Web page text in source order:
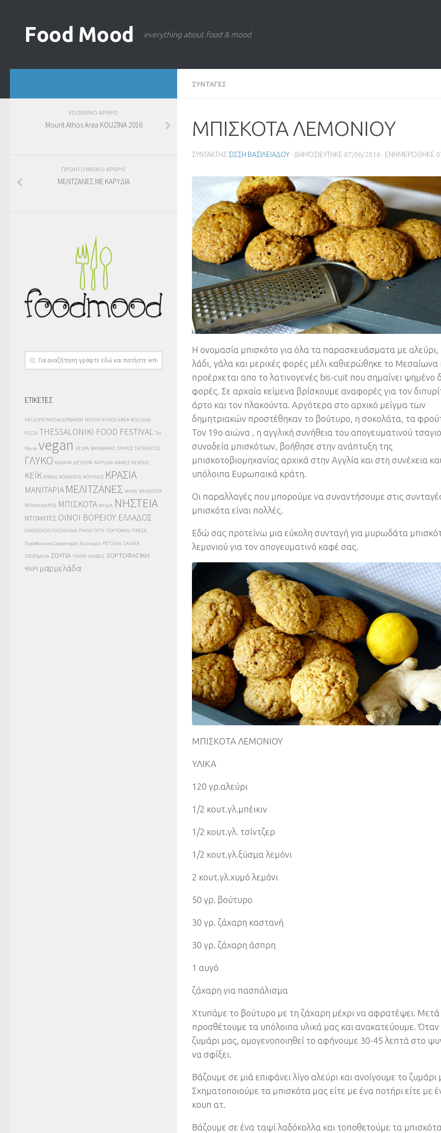
Food Mood everything about food & mood
ΣΥΝΤΑΓΕΣ
ΜΠΙΣΚΟΤΑ ΛΕΜΟΝΙΟΥ
ΣΥΝΤΑΚΤΗΣ ΣΙΣΣΗ ΒΑΣΙΛΕΙΑΔΟΥ · ΔΗΜΟΣΙΕΥΤΗΚΕ 07/06/2016 · ΕΝΗΜΕΡΩΘΗΚΕ
Η ονομασία μπισκότο για όλα τα παρασκευάσματα με αλεύρι,
λάδι, γάλα και μερικές φορές μέλι καθιερώθηκε το Μεσαίωνα
προέρχεται απο το λατινογενές bis-cuit που σημαίνει ψημένο
φορές. Σε αρχαία κείμενα βρίσκουμε αναφορές για τον
άρτο και τον πλακούντα. Αργότερα στο αρχικό μείγμα των
δημητριακών προστέθηκαν το βούτυρο, η σοκολάτα, τα
Τον 19ο αιώνα , η αγγλική συνήθεια του απογευματινού
συνοδεία μπισκότων, βοήθησε στην ανάπτυξη της
μπισκοτοβιομηχανίας αρχικά στην Αγγλία και στη συνέχεια
υπόλοιπα Ευρωπαικά κράτη.
Οι παραλλαγές που μπορούμε να συναντήσουμε στις
μπισκότα είναι πολλές.
Εδώ σας προτείνω μια εύκολη συνταγή για μυρωδάτα
λεμονιού για τον απογευματινό καφέ σας.
MΠΙΣΚΟΤΑ ΛΕΜΟΝΙΟΥ
ΥΛΙΚΑ
120 γρ.αλεύρι
1/2 κουτ.γλ.μπέικιν
1/2 κουτ.γλ. τσίντζερ
1/2 κουτ.γλ.ξύσμα λεμόνι
2 κουτ.γλ.χυμό λεμόνι
50 γρ. βούτυρο
30 γρ. ζάχαρη καστανή
30 γρ. ζάχαρη άσπρη
1 αυγό
ζάχαρη για πασπάλισμα
Χτυπάμε το βούτυρο με τη ζάχαρη μέχρι να αφρατέψει. Μετά
προσθέτουμε τα υπόλοιπα υλικά μας και ανακατεύουμε. Όταν
ζυμάρι μας, ομογενοποιηθεί το αφήνουμε 30-45 λεπτά στο
να σφίξει.
Βάζουμε σε μιά επιφάνει λίγο αλεύρι και ανοίγουμε το ζυμάρι
Σχηματοποιούμε τα μπισκότα μας είτε με ένα ποτήρι είτε με
κουπ ατ.
Βάζουμε σε ένα ταψί λαδόκολλα και τοποθετούμε τα
ΕΠΟΜΕΝΟ ΑΡΘΡΟ
Mount Athos Area KOUZINA 2016
ΠΡΟΗΓΟΥΜΕΝΟ ΑΡΘΡΟ
ΜΕΛΙΤΖΑΝΕΣ ΜΕ ΚΑΡΥΔΙΑ
ΕΤΙΚΕΤΕΣ
HELEXPO MEGAOSTRAKON MOUNT ATHOS AREA KOUZINA
PIZZA THESSALONIKI FOOD FESTIVAL Tre
Marie vegan VESPA ΒΑΜΒΑΚΗΣ ΓΑΥΡΟΣ ΤΗΓΑΝΗΤΟΣ
ΓΛΥΚΟ ΚΑΘΑΡΑ ΔΕΥΤΕΡΑ ΚΑΡΥΔΙΑ ΚΑΦΕΣ ΚΕΧΡΗΣ
ΚΕΪΚ ΚΙΜΑΣ ΚΟΚΚΙΝΟΣ ΦΟΥΡΝΟΣ ΚΡΑΣΙΑ
ΜΑΝΙΤΑΡΙΑ ΜΕΛΙΤΖΑΝΕΣ ΜΗΛΑ ΜΗΛΟΠΙΤΑ
ΜΠΑΚΑΛΙΑΡΟΣ ΜΠΙΣΚΟΤΑ ΜΥΔΙΑ ΝΗΣΤΕΙΑ
ΝΤΟΜΑΤΕΣ ΟΙΝΟΙ ΒΟΡΕΙΟΥ ΕΛΛΑΔΟΣ
ΟΙΝΟΠΟΙΕΙΟ ΠΑΣΧΑΛΙΝΑ ΠΗΛΙΟ ΠΙΤΑ ΠΟΡΤΟΚΑΛΙ ΠΡΑΣΑ
Προαθωνικός Οργανισμός Τουρισμού ΡΕΤΣΙΝΑ ΣΑΛΑΤΑ
ΣΚΟΡΔΑΛΙΑ ΣΟΥΠΑ ΤΑΧΙΝΙ ΧΑΛΒΑΣ ΧΟΡΤΟΦΑΓΙΚΗ
ΨΑΡΙ μαρμελάδα